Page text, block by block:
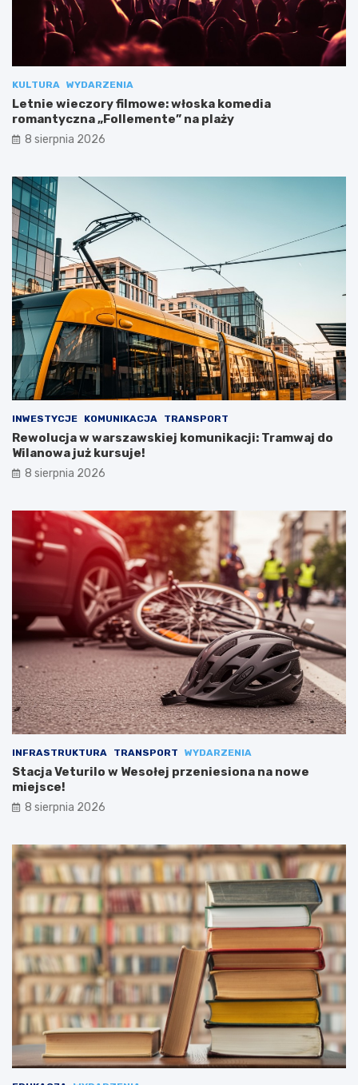
KULTURA WYDARZENIA
Letnie wieczory filmowe: włoska komedia
romantyczna „Follemente” na plaży
8 sierpnia 2026
INWESTYCJE KOMUNIKACJA TRANSPORT
Rewolucja w warszawskiej komunikacji: Tramwaj do
Wilanowa już kursuje!
8 sierpnia 2026
INFRASTRUKTURA TRANSPORT WYDARZENIA
Stacja Veturilo w Wesołej przeniesiona na nowe
miejsce!
8 sierpnia 2026